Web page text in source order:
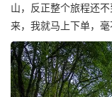
山，反正整个旅程还
来，我就马上下单，毫